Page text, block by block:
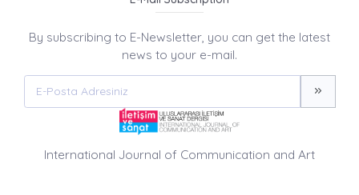
By subscribing to E-Newsletter, you can get the latest
news to your e-mail.
International Journal of Communication and Art